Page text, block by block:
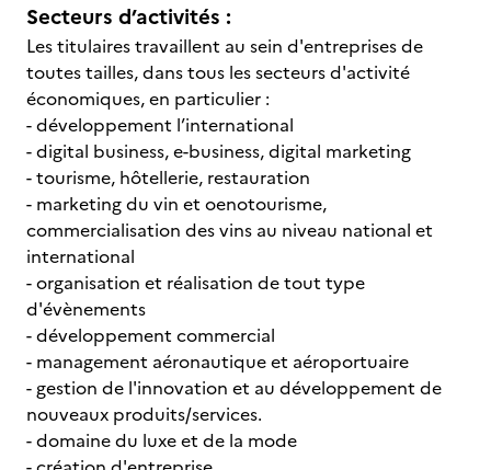
Secteurs d’activités :
Les titulaires travaillent au sein d'entreprises de
toutes tailles, dans tous les secteurs d'activité
économiques, en particulier :
- développement l’international
- digital business, e-business, digital marketing
- tourisme, hôtellerie, restauration
- marketing du vin et oenotourisme,
commercialisation des vins au niveau national et
international
- organisation et réalisation de tout type
d'évènements
- développement commercial
- management aéronautique et aéroportuaire
- gestion de l'innovation et au développement de
nouveaux produits/services.
- domaine du luxe et de la mode